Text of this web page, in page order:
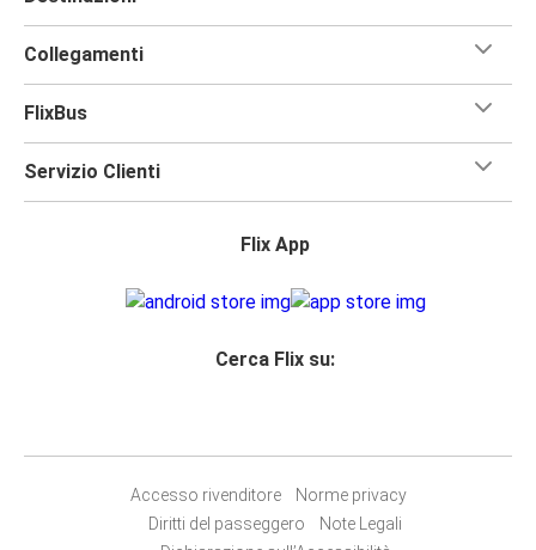
Collegamenti
FlixBus
Servizio Clienti
Flix App
Cerca Flix su:
Accesso rivenditore
Norme privacy
Diritti del passeggero
Note Legali